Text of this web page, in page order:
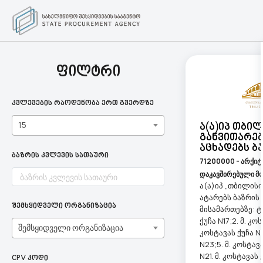
ფილტრი
კვლევების რაოდენობა ერთ გვერდზე
15
ბაზრის კვლევის სათაური
შემსყიდველი ორგანიზაცია
შემსყიდველი ორგანიზაცია
CPV კოდი
Ა(ა)იპ
Აცხადებს
71200000 -
დაკავშირებული
ა(ა)იპ
ატარებს
მისამართებზე:
ქუჩა N17;2. მ.
კოსტავას ქუჩა
N23;5. მ.
N21. მ. კოსტავას